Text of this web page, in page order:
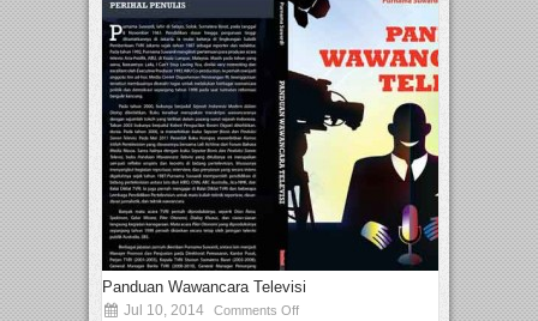
Panduan Wawancara Televisi
Jul 10, 2014 Comments Off